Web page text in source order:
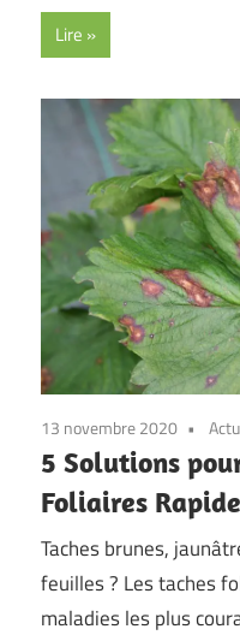
Lire
13 novembre 2020
5 Solutions
Foliaires
Taches brunes,
feuilles ? Les taches
maladies les plus